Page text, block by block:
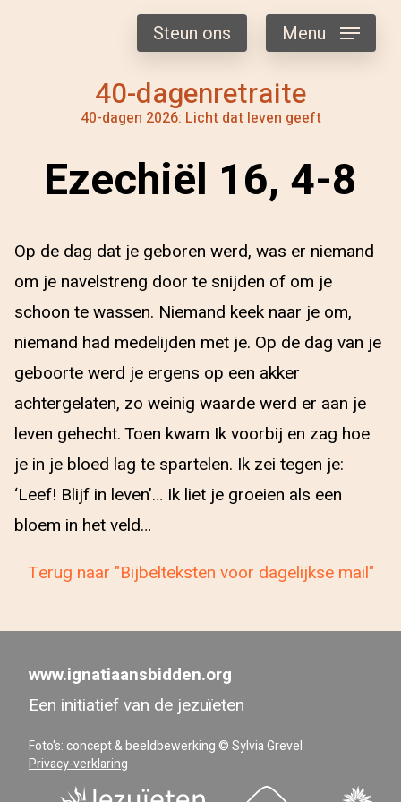
40-dagenretraite
40-dagen 2026: Licht dat leven geeft
Steun ons Menu
Ezechiël 16, 4-8
Op de dag dat je geboren werd, was er niemand
om je navelstreng door te snijden of om je
schoon te wassen. Niemand keek naar je om,
niemand had medelijden met je. Op de dag van je
geboorte werd je ergens op een akker
achtergelaten, zo weinig waarde werd er aan je
leven gehecht. Toen kwam Ik voorbij en zag hoe
je in je bloed lag te spartelen. Ik zei tegen je:
‘Leef! Blijf in leven’… Ik liet je groeien als een
bloem in het veld…
Terug naar "Bijbelteksten voor dagelijkse mail"
www.ignatiaansbidden.org
Een initiatief van de jezuïeten
Foto's: concept & beeldbewerking © Sylvia Grevel
Privacy-verklaring